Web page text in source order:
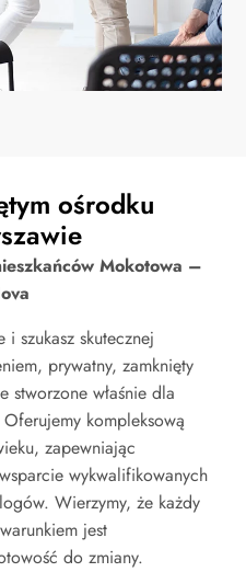
ośrodku
Mokotowa –
i szukasz skutecznej
prywatny, zamknięty
stworzone właśnie dla
kompleksową
zapewniając
wykwalifikowanych
Wierzymy, że każdy
jest
do zmiany.